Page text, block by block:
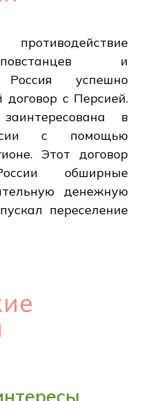
и
Россия успешно
с Персией.
в
с помощью
Этот договор
обширные
денежную
переселение